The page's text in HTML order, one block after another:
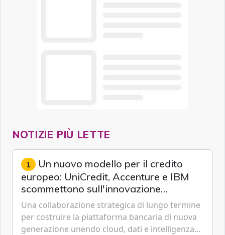
NOTIZIE PIÙ LETTE
1 Un nuovo modello per il credito
europeo: UniCredit, Accenture e IBM
scommettono sull'innovazione
tecnologica
Una collaborazione strategica di lungo termine
per costruire la piattaforma bancaria di nuova
generazione unendo cloud, dati e intelligenza